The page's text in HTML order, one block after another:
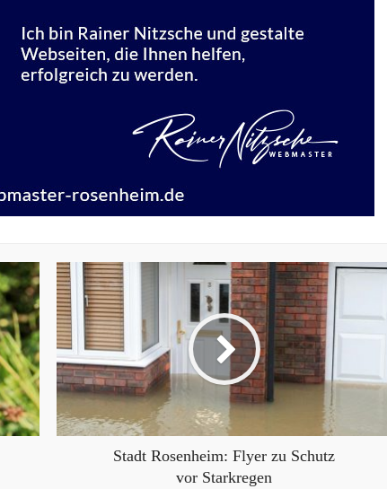
Stadt Rosenheim: Flyer zu Schutz
vor Starkregen